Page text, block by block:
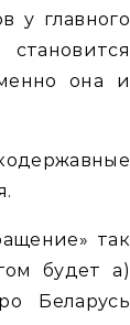
у главного
она и
так
будет а)
Беларусь